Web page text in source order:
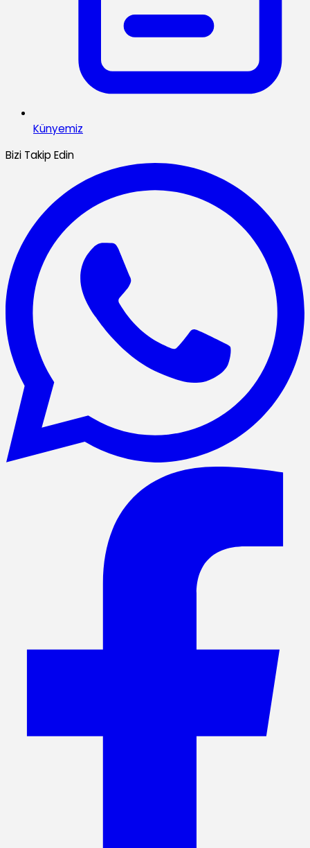
Künyemiz
Bizi Takip Edin